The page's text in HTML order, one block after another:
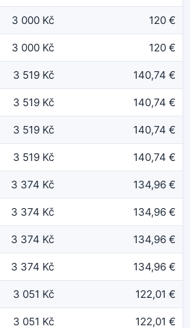
3 000 Kč 120 €
3 000 Kč 120 €
3 519 Kč 140,74 €
3 519 Kč 140,74 €
3 519 Kč 140,74 €
3 519 Kč 140,74 €
3 374 Kč 134,96 €
3 374 Kč 134,96 €
3 374 Kč 134,96 €
3 374 Kč 134,96 €
3 051 Kč 122,01 €
3 051 Kč 122,01 €